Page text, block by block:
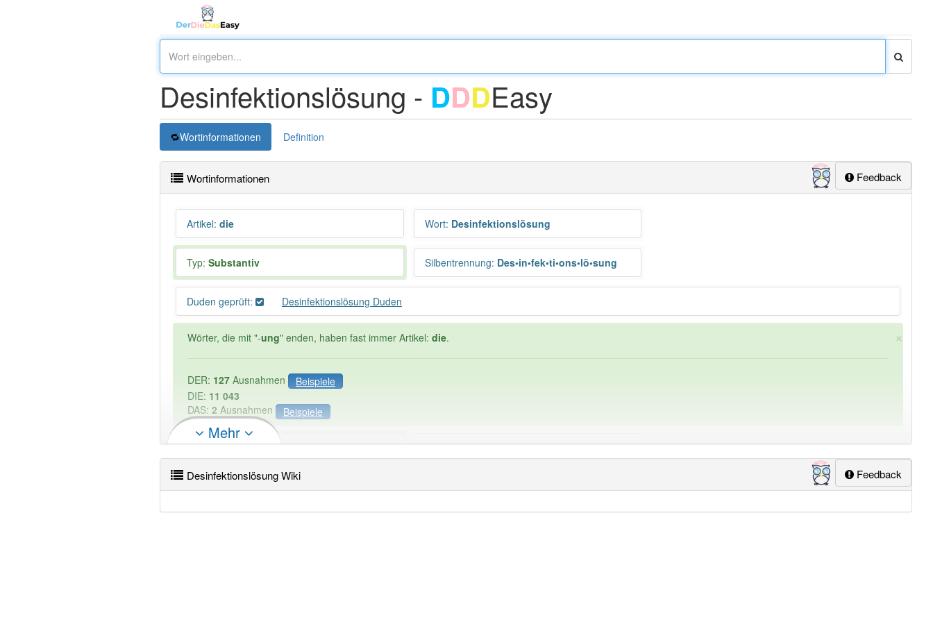
Desinfektionslösung - DDDEasy
Wortinformationen Definition
Feedback
Wortinformationen
Artikel: die Wort: Desinfektionslösung
Typ: Substantiv Silbentrennung: Des•in•fek•ti•ons•lö•sung
Duden geprüft: Desinfektionslösung Duden
×
Wörter, die mit "-ung" enden, haben fast immer Artikel: die.
DER: 127 Ausnahmen
Beispiele
DIE: 11 043
DAS: 2 Ausnahmen Beispiele
PowerIndex:2 Häufigkeit: 2 von 10
-desinfektionslösung
aber mit einem anderen Artikel
Mehr
Feedback
Desinfektionslösung Wiki